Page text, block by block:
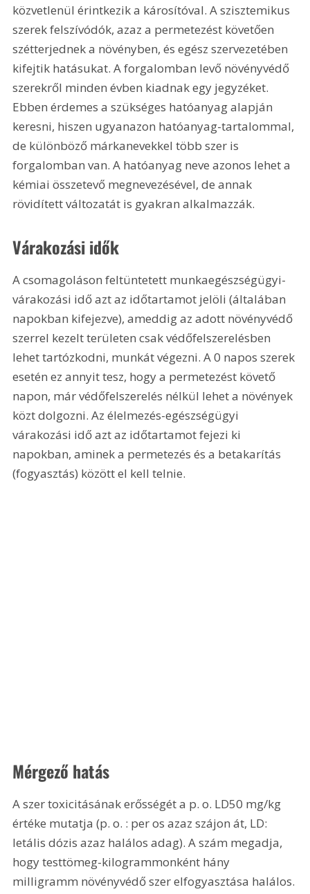
közvetlenül érintkezik a károsítóval. A szisztemikus
szerek felszívódók, azaz a permetezést követően
szétterjednek a növényben, és egész szervezetében
kifejtik hatásukat. A forgalomban levő növényvédő
szerekről minden évben kiadnak egy jegyzéket.
Ebben érdemes a szükséges hatóanyag alapján
keresni, hiszen ugyanazon hatóanyag-tartalommal,
de különböző márkanevekkel több szer is
forgalomban van. A hatóanyag neve azonos lehet a
kémiai összetevő megnevezésével, de annak
rövidített változatát is gyakran alkalmazzák.
Várakozási idők
A csomagoláson feltüntetett munkaegészségügyi-
várakozási idő azt az időtartamot jelöli (általában
napokban kifejezve), ameddig az adott növényvédő
szerrel kezelt területen csak védőfelszerelésben
lehet tartózkodni, munkát végezni. A 0 napos szerek
esetén ez annyit tesz, hogy a permetezést követő
napon, már védőfelszerelés nélkül lehet a növények
közt dolgozni. Az élelmezés-egészségügyi
várakozási idő azt az időtartamot fejezi ki
napokban, aminek a permetezés és a betakarítás
(fogyasztás) között el kell telnie.
Mérgező hatás
A szer toxicitásának erősségét a p. o. LD50 mg/kg
értéke mutatja (p. o. : per os azaz szájon át, LD:
letális dózis azaz halálos adag). A szám megadja,
hogy testtömeg-kilogrammonként hány
milligramm növényvédő szer elfogyasztása halálos.